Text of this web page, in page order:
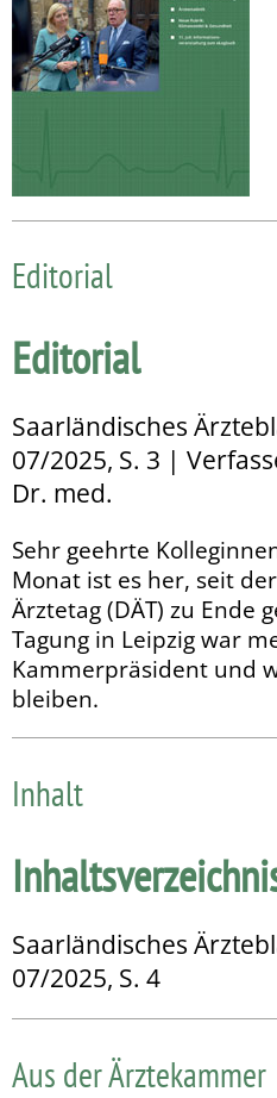
Editorial
Editorial
Saarländisches
07/2025, S. 3 |
Dr. med.
Sehr geehrte
Monat ist es her, seit
Ärztetag (DÄT) zu Ende
Tagung in Leipzig war
Kammerpräsident und
bleiben.
Inhalt
Saarländisches
07/2025, S. 4
Aus der Ärztekammer